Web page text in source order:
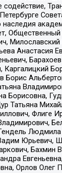
Общественный
Анастасия
Борисовна,
Татьяна
Флиге
Юрьевич,
Орлов